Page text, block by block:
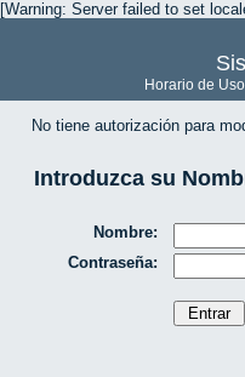
[Warning: Server failed to set
Horario de
No tiene autorización para
Introduzca su
Nombre:
Contraseña: